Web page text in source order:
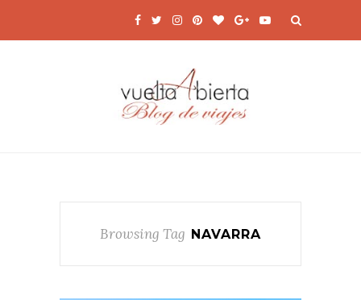
Browsing Tag NAVARRA